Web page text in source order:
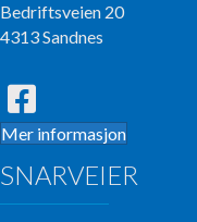
Bedriftsveien 20
4313 Sandnes
Mer informasjon
SNARVEIER